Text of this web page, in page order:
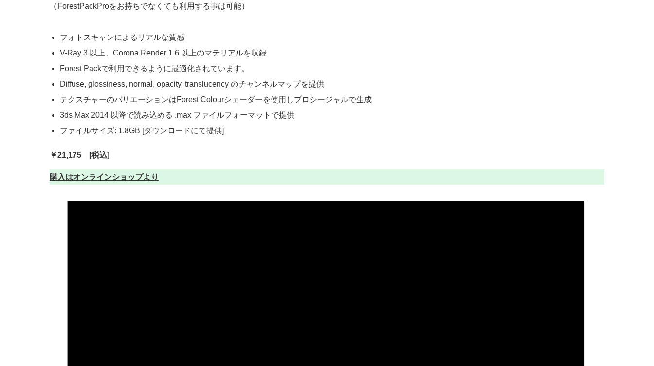
（ForestPackProをお持ちでなくても利用する事は可能）
フォトスキャンによるリアルな質感
V-Ray 3 以上、Corona Render 1.6 以上のマテリアルを収録
Forest Packで利用できるように最適化されています。
Diffuse, glossiness, normal, opacity, translucency のチャンネルマップを提供
テクスチャーのバリエーションはForest Colourシェーダーを使用しプロシージャルで生成
3ds Max 2014 以降で読み込める .max ファイルフォーマットで提供
ファイルサイズ: 1.8GB [ダウンロードにて提供]
￥21,175 [税込]
購入はオンラインショップより